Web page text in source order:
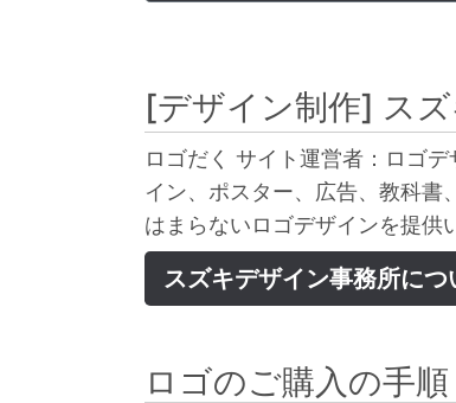
[デザイン制作] ス
ロゴだく サイト運営者：ロゴ
イン、ポスター、広告、教科書
はまらないロゴデザインを提供
スズキデザイン事務所につ
ロゴのご購入の手順